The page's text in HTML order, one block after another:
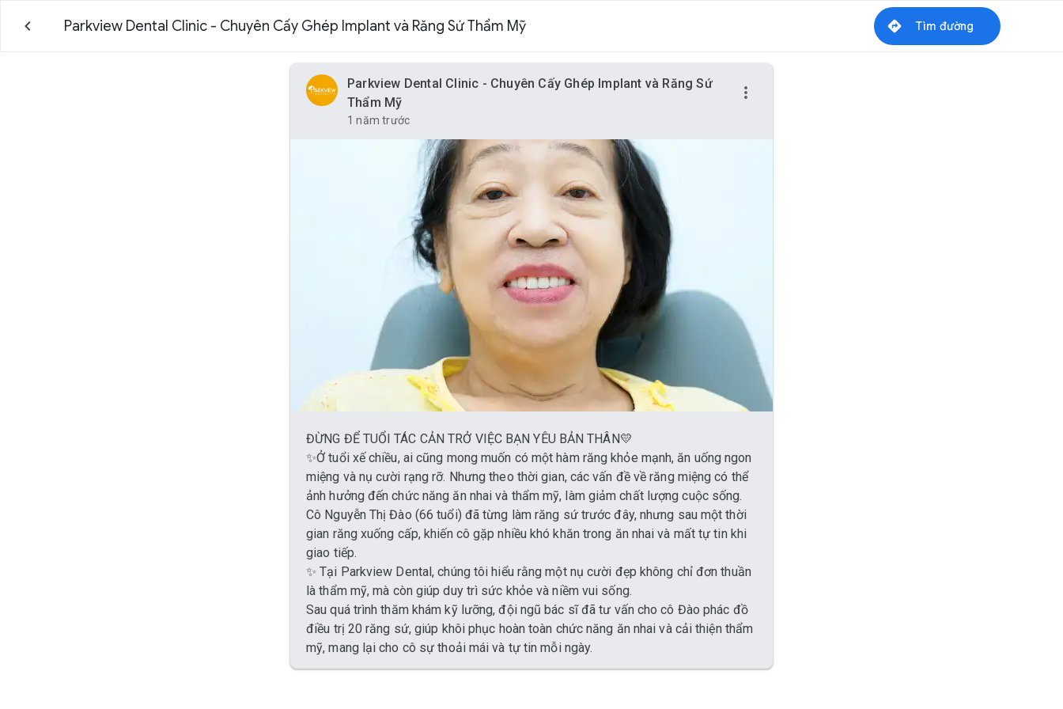
Parkview Dental Clinic - Chuyên Cấy Ghép Implant và Răng Sứ Thẩm Mỹ Tìm đường
Parkview Dental Clinic - Chuyên Cấy Ghép Implant và Răng Sứ
Thẩm Mỹ
1 năm trước
ĐỪNG ĐỂ TUỔI TÁC CẢN TRỞ VIỆC BẠN YÊU BẢN THÂN💛
✨Ở tuổi xế chiều, ai cũng mong muốn có một hàm răng khỏe mạnh, ăn uống ngon
miệng và nụ cười rạng rỡ. Nhưng theo thời gian, các vấn đề về răng miệng có thể
ảnh hưởng đến chức năng ăn nhai và thẩm mỹ, làm giảm chất lượng cuộc sống.
Cô Nguyễn Thị Đào (66 tuổi) đã từng làm răng sứ trước đây, nhưng sau một thời
gian răng xuống cấp, khiến cô gặp nhiều khó khăn trong ăn nhai và mất tự tin khi
giao tiếp.
✨ Tại Parkview Dental, chúng tôi hiểu rằng một nụ cười đẹp không chỉ đơn thuần
là thẩm mỹ, mà còn giúp duy trì sức khỏe và niềm vui sống.
Sau quá trình thăm khám kỹ lưỡng, đội ngũ bác sĩ đã tư vấn cho cô Đào phác đồ
điều trị 20 răng sứ, giúp khôi phục hoàn toàn chức năng ăn nhai và cải thiện thẩm
mỹ, mang lại cho cô sự thoải mái và tự tin mỗi ngày.